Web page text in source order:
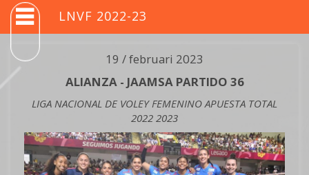
LNVF 2022-23
19 / februari 2023
ALIANZA - JAAMSA PARTIDO 36
LIGA NACIONAL DE VOLEY FEMENINO APUESTA TOTAL
2022 2023